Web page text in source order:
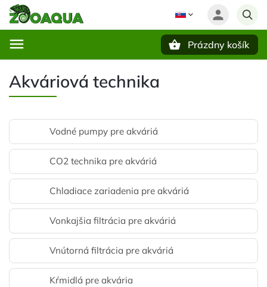
Prázdny košík
Akváriová technika
Vodné pumpy pre akváriá
CO2 technika pre akváriá
Chladiace zariadenia pre akváriá
Vonkajšia filtrácia pre akváriá
Vnútorná filtrácia pre akváriá
Kŕmidlá pre akvária